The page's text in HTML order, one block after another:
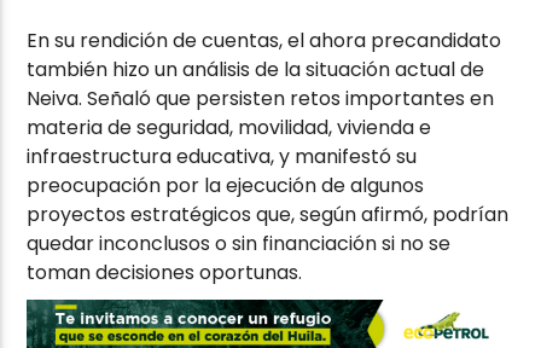
En su rendición de cuentas, el ahora precandidato
también hizo un análisis de la situación actual de
Neiva. Señaló que persisten retos importantes en
materia de seguridad, movilidad, vivienda e
infraestructura educativa, y manifestó su
preocupación por la ejecución de algunos
proyectos estratégicos que, según afirmó, podrían
quedar inconclusos o sin financiación si no se
toman decisiones oportunas.